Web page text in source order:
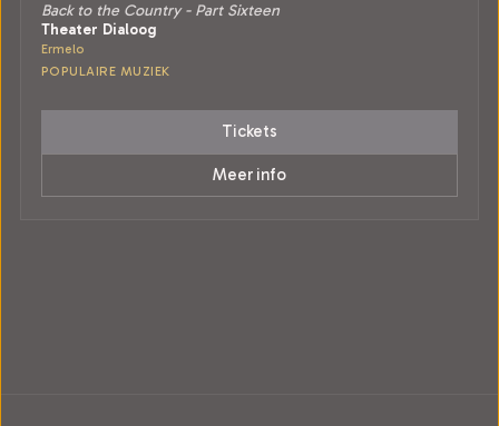
Back to the Country - Part Sixteen
Theater Dialoog
Ermelo
POPULAIRE MUZIEK
Tickets
Meer info